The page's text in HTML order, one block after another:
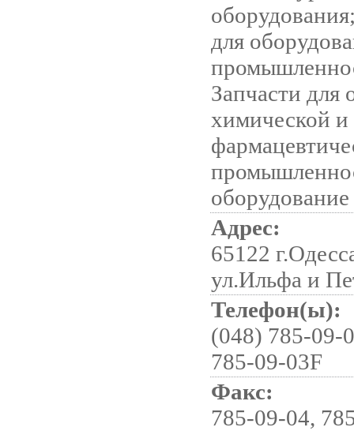
для
Запчасти для
химической и
оборудование
Адрес:
65122
ул.Ильфа и
Телефон(ы):
(048) 785-09-
785-09-03F
Факс:
785-09-04,